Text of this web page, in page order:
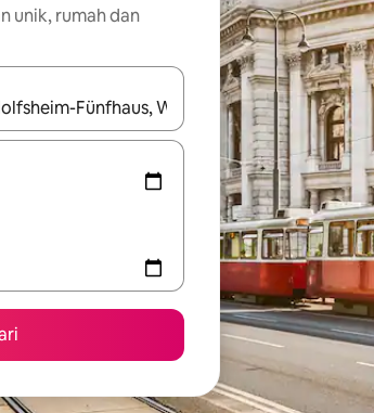
unik, rumah dan
dengan kekunci anak panah atas dan bawah